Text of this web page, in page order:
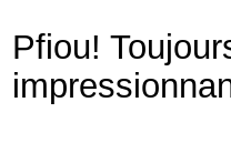
Pfiou!